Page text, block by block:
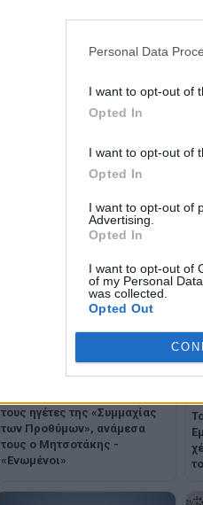
Personal Data
I want to opt-out of
Opted In
I want to opt-out of
Opted In
I want to opt-out of
Advertising.
Opted In
I want to opt-out of
of my Personal
was collected.
Opted Out
Pinterest
τους ηγέτες της «Συμμαχίας
των Προθύμων», ανάμεσα
τους ο Μητσοτάκης -
«Ενωμένοι»